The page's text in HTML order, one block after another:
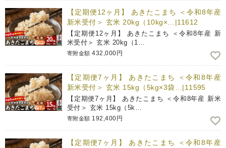
【定期便12ヶ月】 あきたこまち ＜令和8年産
新米受付＞ 玄米 20kg（10kg×…|11612
【定期便12ヶ月】 あきたこまち ＜令和8年産 新
米受付＞ 玄米 20kg（1…
寄附金額 432,000円
【定期便7ヶ月】 あきたこまち ＜令和8年産
新米受付＞ 玄米 15kg（5kg×3袋…|11595
【定期便7ヶ月】 あきたこまち ＜令和8年産 新米
受付＞ 玄米 15kg（5k…
寄附金額 192,400円
【定期便7ヶ月】 あきたこまち ＜令和8年産